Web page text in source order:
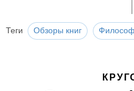
Теги Обзоры книг